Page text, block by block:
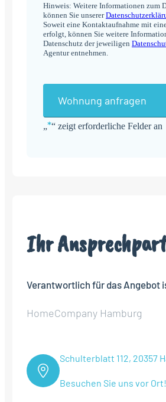
„*“ zeigt erforderliche Felder an
Hinweis: Weitere Informationen zum
können Sie unserer
Soweit eine Kontaktaufnahme mit
erfolgt, können Sie weitere
Datenschutz der jeweiligen
Agentur entnehmen.
Wohnung anfragen
Ihr
Verantwortlich für das Angebot
HomeCompany Hamburg
Schulterblatt 112, 20357
Besuchen Sie uns vor Ort!